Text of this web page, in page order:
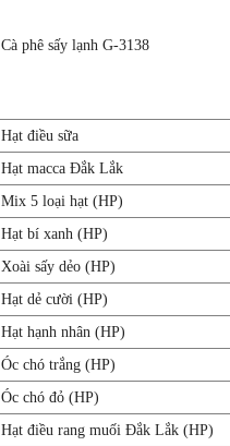
Cà phê sấy lạnh G-3138
Hạt điều sữa
Hạt macca Đắk Lắk
Mix 5 loại hạt (HP)
Hạt bí xanh (HP)
Xoài sấy dẻo (HP)
Hạt dẻ cười (HP)
Hạt hạnh nhân (HP)
Óc chó trắng (HP)
Óc chó đỏ (HP)
Hạt điều rang muối Đắk Lắk (HP)